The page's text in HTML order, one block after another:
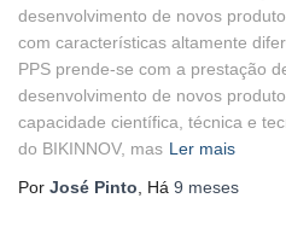
desenvolvimento de novos
com características altamente
PPS prende-se com a prestação
desenvolvimento de novos
capacidade científica, técnica e
do BIKINNOV, mas Ler mais
Por José Pinto , Há 9 meses